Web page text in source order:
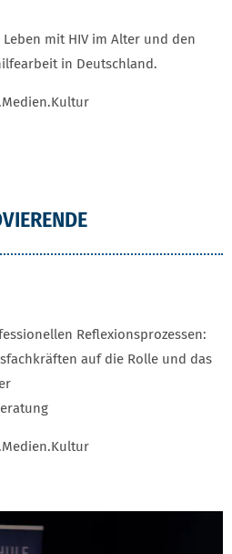
mit HIV im Alter und den
in Deutschland.
Reflexionsprozessen:
auf die Rolle und das